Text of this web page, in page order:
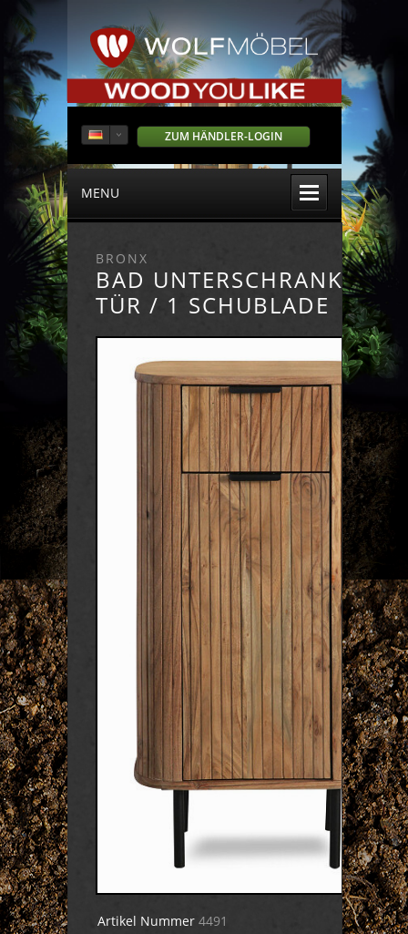
ZUM HÄNDLER-LOGIN
MENU
BRONX
BAD UNTERSCHRANK 1
TÜR / 1 SCHUBLADE
Artikel Nummer 4491